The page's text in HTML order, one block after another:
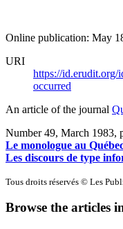
Online publication: May
URI
https://id.erudit.org/
occurred
An article of the journal
Number 49, March 1983,
Le monologue au
Les discours de type
Tous droits réservés © Les
Browse the articles